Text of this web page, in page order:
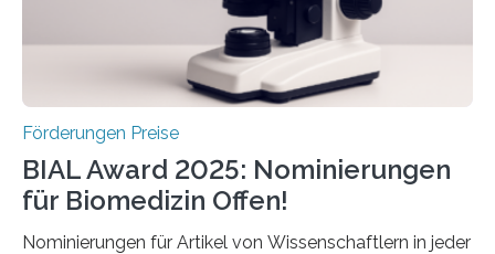
hochrangige wissenschaftliche Publikation zum Thema
Förderungen Preise
BIAL Award 2025: Nominierungen
für Biomedizin Offen!
Nominierungen für Artikel von Wissenschaftlern in jeder